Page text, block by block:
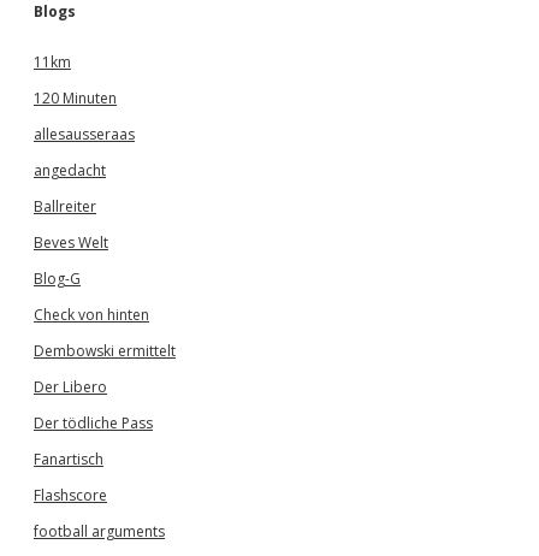
Blogs
11km
120 Minuten
allesausseraas
angedacht
Ballreiter
Beves Welt
Blog-G
Check von hinten
Dembowski ermittelt
Der Libero
Der tödliche Pass
Fanartisch
Flashscore
football arguments